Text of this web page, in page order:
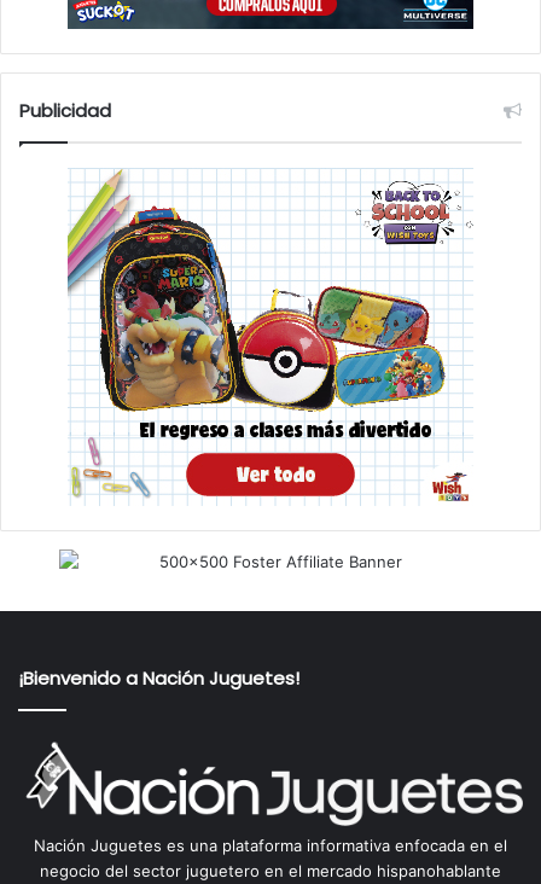
Publicidad
¡Bienvenido a Nación Juguetes!
Nación Juguetes es una plataforma informativa enfocada en el
negocio del sector juguetero en el mercado hispanohablante